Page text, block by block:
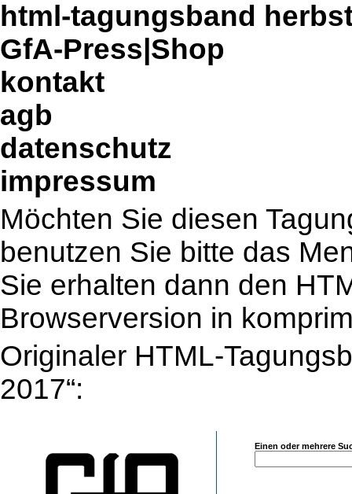
html-tagungsband
GfA-Press|Shop
kontakt
agb
datenschutz
impressum
Möchten Sie diesen
benutzen Sie bitte das
Sie erhalten dann den
Browserversion in
Originaler HTML-
2017“:
Einen oder mehrere